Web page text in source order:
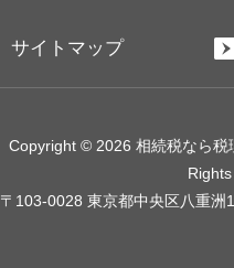
サイトマップ
Copyright © 2026 相続税なら税
〒103-0028 東京都中央区八重洲